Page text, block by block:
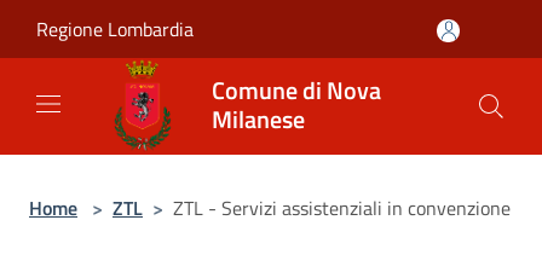
Regione Lombardia
Comune di Nova
Milanese
Home > ZTL > ZTL - Servizi assistenziali in convenzione